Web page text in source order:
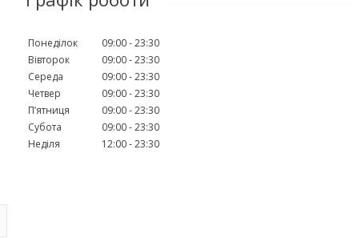
Понеділок 09:00 23:30
Вівторок
09:00 23:30
Середа
09:00 23:30
Четвер
09:00 23:30
Пʼятниця
09:00 23:30
Субота
09:00 23:30
Неділя
12:00 23:30